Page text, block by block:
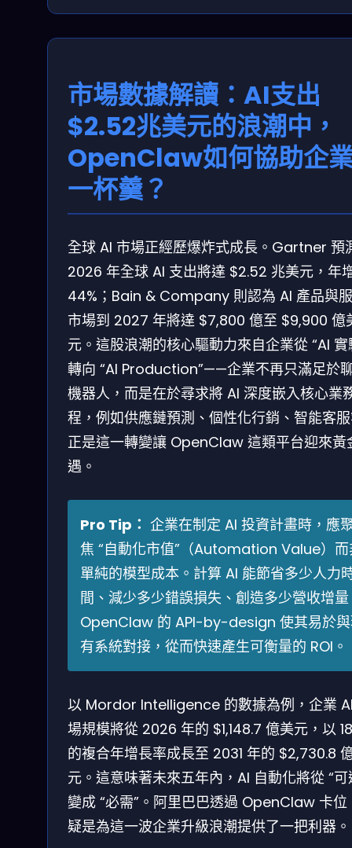
市場數據解讀：AI支出
$2.52兆美元的浪潮中，
OpenClaw如何協助企
一杯羹？
全球 AI 市場正經歷爆炸式成長。Gartner 預
2026 年全球 AI 支出將達 $2.52 兆美元，年
44%；Bain & Company 則認為 AI 產品與
市場到 2027 年將達 $7,800 億至 $9,900 億
元。這股浪潮的核心驅動力來自企業從 “AI 實
轉向 “AI Production”——企業不再只滿足於
機器人，而是在於尋求將 AI 深度嵌入核心業
程，例如供應鏈預測、個性化行銷、智能客
正是這一轉變讓 OpenClaw 這類平台迎來黃
遇。
Pro Tip： 企業在制定 AI 投資計畫時，應
焦 “自動化市值”（Automation Value）而
單純的模型成本。計算 AI 能節省多少人力
間、減少多少錯誤損失、創造多少營收增
OpenClaw 的 API-by-design 使其易於
有系統對接，從而快速產生可衡量的 ROI。
以 Mordor Intelligence 的數據為例，企業
場規模將從 2026 年的 $1,148.7 億美元，以
的複合年增長率成長至 2031 年的 $2,730.8
元。這意味著未來五年內，AI 自動化將從 “可
變成 “必需”。阿里巴巴透過 OpenClaw 卡位
疑是為這一波企業升級浪潮提供了一把利器。